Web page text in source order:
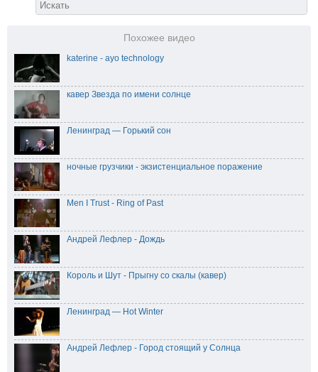
Похожее видео
katerine - ayo technology
кавер Звезда по имени солнце
Ленинград — Горький сон
ночные грузчики - экзистенциальное поражение
Men I Trust - Ring of Past
Андрей Лефлер - Дождь
Король и Шут - Прыгну со скалы (кавер)
Ленинград — Hot Winter
Андрей Лефлер - Город стоящий у Солнца